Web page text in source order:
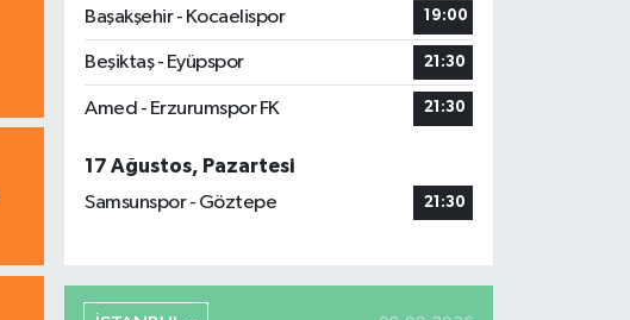
Başakşehir - Kocaelispor
19:00
Beşiktaş - Eyüpspor 21:30
Amed - Erzurumspor FK 21:30
17 Ağustos, Pazartesi
Samsunspor - Göztepe
21:30